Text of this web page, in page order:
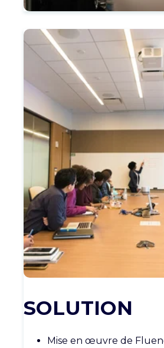
SOLUTION
Mise en œuvre de